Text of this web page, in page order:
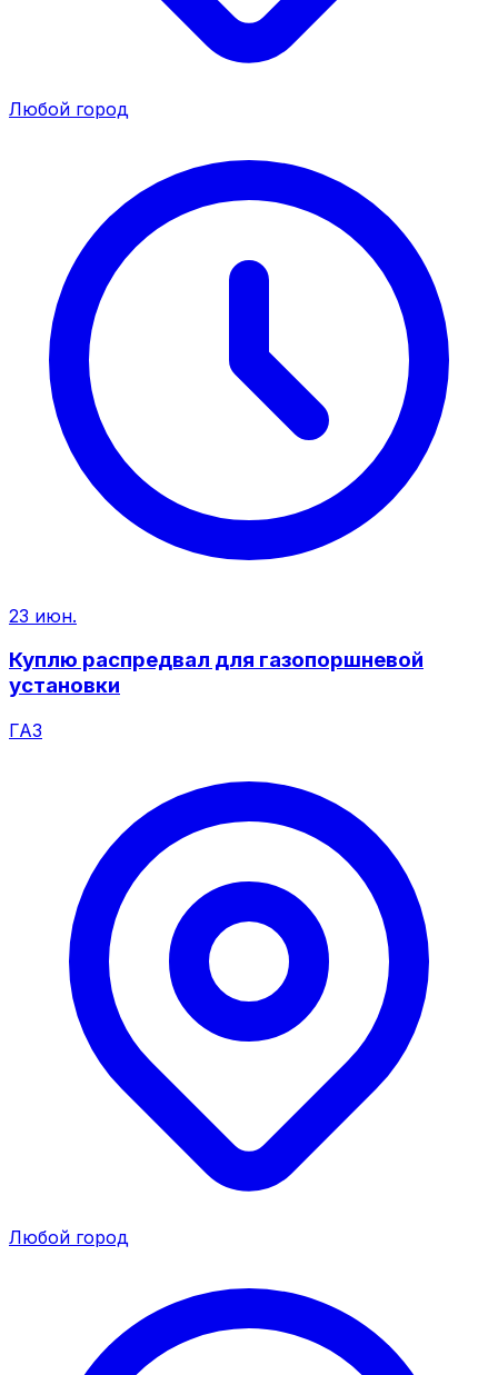
Любой город
23 июн.
Куплю распредвал для газопоршневой
установки
ГАЗ
Любой город